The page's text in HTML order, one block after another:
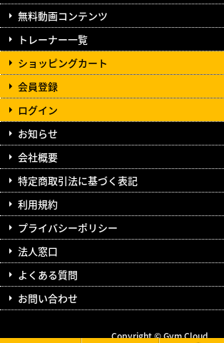
無料動画コンテンツ
トレーナー一覧
ショッピングカート
会員登録
ログイン
お知らせ
会社概要
特定商取引法に基づく表記
利用規約
プライバシーポリシー
法人窓口
よくある質問
お問い合わせ
Copyright © Gym Cloud